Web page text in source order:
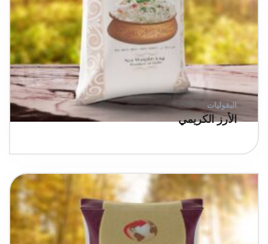
البقوليات
الأرز الكريمي